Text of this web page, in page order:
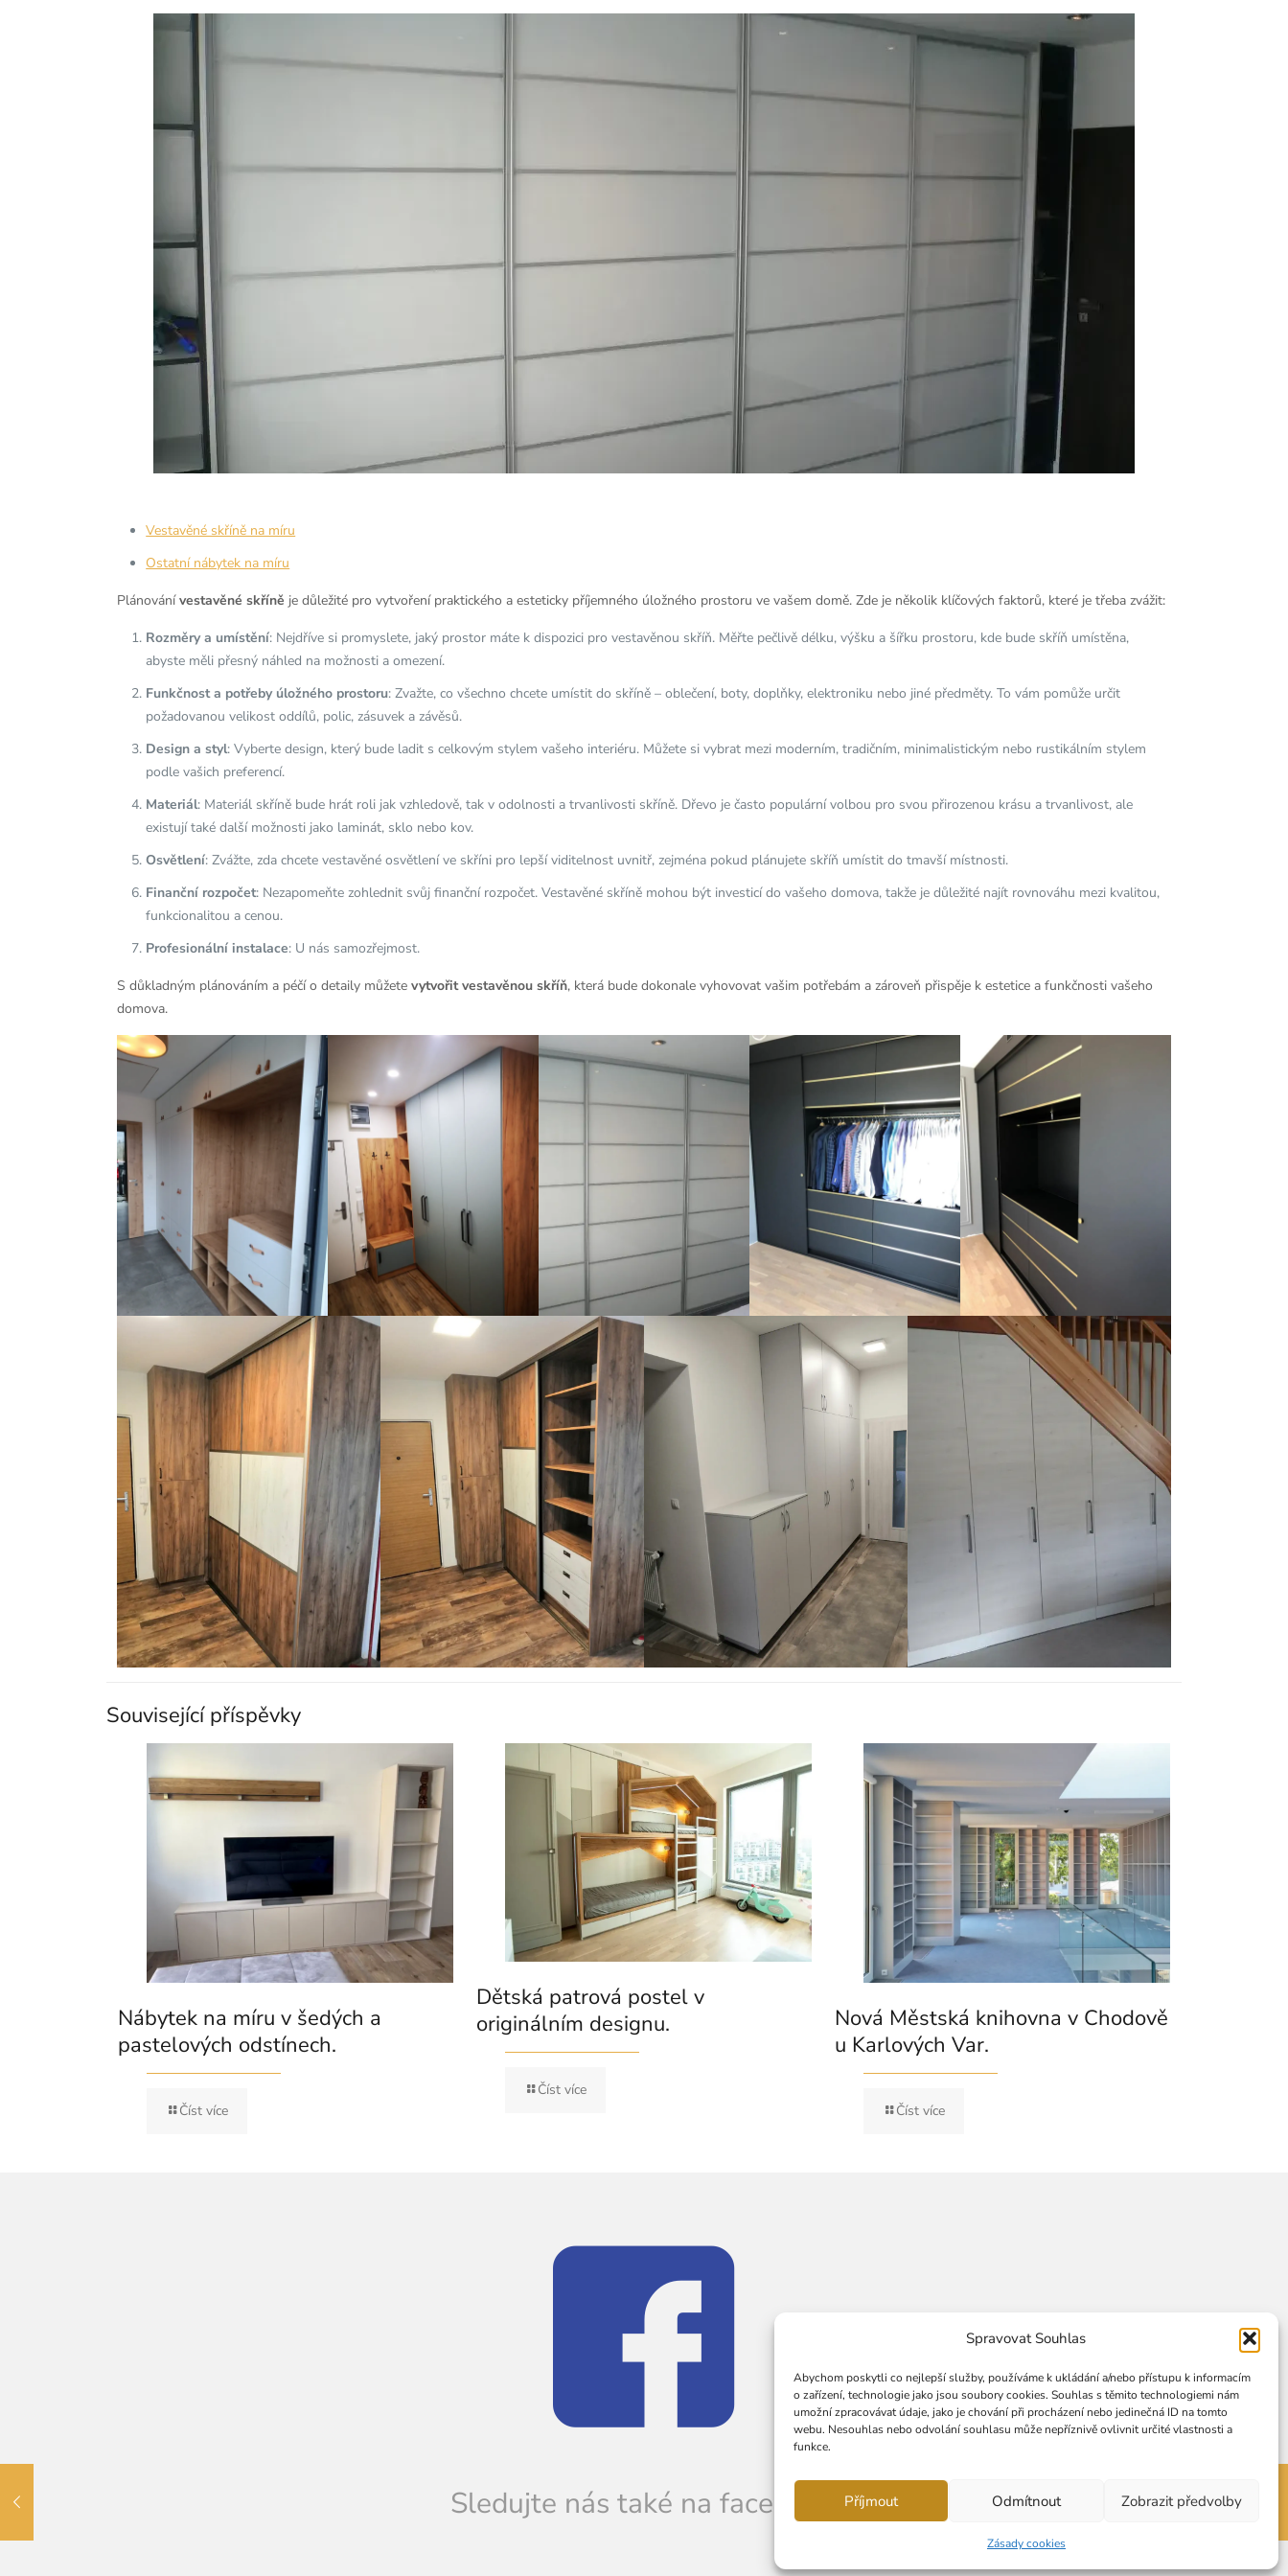
Spravovat Souhlas
Abychom poskytli co nejlepší služby, používáme k ukládání a/nebo přístupu k informacím
o zařízení, technologie jako jsou soubory cookies. Souhlas s těmito technologiemi nám
umožní zpracovávat údaje, jako je chování při procházení nebo jedinečná ID na tomto
webu. Nesouhlas nebo odvolání souhlasu může nepříznivě ovlivnit určité vlastnosti a
funkce.
Příjmout Odmítnout Zobrazit předvolby
Zásady cookies
Vestavěné skříně na míru
Ostatní nábytek na míru
Plánovánívestavěné skříně je důležité pro vytvoření praktického a esteticky příjemného úložného prostoru ve vašem domě. Zde je několik klíčových faktorů, které je třeba zvážit:
Rozměry a umístění: Nejdříve si promyslete, jaký prostor máte k dispozici pro vestavěnou skříň. Měřte pečlivě délku, výšku a šířku prostoru, kde bude skříň umístěna,
abyste měli přesný náhled na možnosti a omezení.
Funkčnost a potřeby úložného prostoru: Zvažte, co všechno chcete umístit do skříně – oblečení, boty, doplňky, elektroniku nebo jiné předměty. To vám pomůže určit
požadovanou velikost oddílů, polic, zásuvek a závěsů.
Design a styl: Vyberte design, který bude ladit s celkovým stylem vašeho interiéru. Můžete si vybrat mezi moderním, tradičním, minimalistickým nebo rustikálním stylem
podle vašich preferencí.
Materiál: Materiál skříně bude hrát roli jak vzhledově, tak v odolnosti a trvanlivosti skříně. Dřevo je často populární volbou pro svou přirozenou krásu a trvanlivost, ale
existují také další možnosti jako laminát, sklo nebo kov.
Osvětlení: Zvážte, zda chcete vestavěné osvětlení ve skříni pro lepší viditelnost uvnitř, zejména pokud plánujete skříň umístit do tmavší místnosti.
Finanční rozpočet: Nezapomeňte zohlednit svůj finanční rozpočet. Vestavěné skříně mohou být investicí do vašeho domova, takže je důležité najít rovnováhu mezi kvalitou,
funkcionalitou a cenou.
Profesionální instalace: U nás samozřejmost.
S důkladným plánováním a péčí o detaily můžetevytvořit vestavěnou skříň, která bude dokonale vyhovovat vašim potřebám a zároveň přispěje k estetice a funkčnosti vašeho
domova.
Související příspěvky
Nábytek na míru v šedých a
pastelových odstínech.
Číst více
Dětská patrová postel v
originálním designu.
Číst více
Nová Městská knihovna v Chodově
u Karlových Var.
Číst více
Sledujte nás také na faceboku